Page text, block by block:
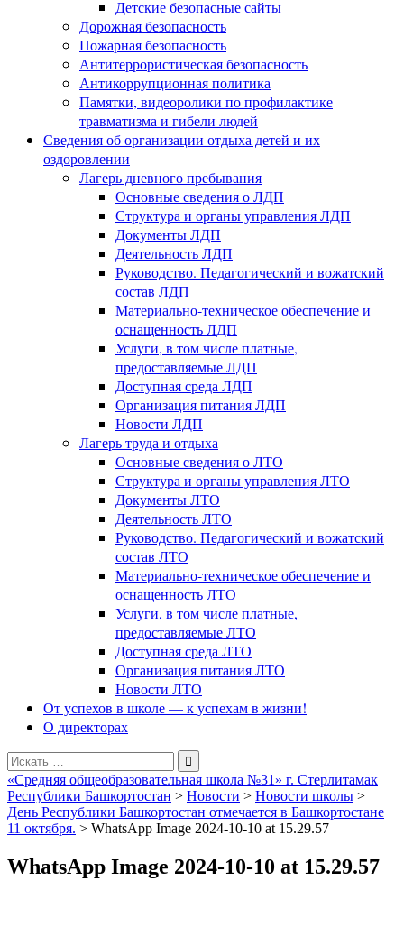
Детские безопасные сайты
Дорожная безопасность
Пожарная безопасность
Антитеррористическая безопасность
Антикоррупционная политика
Памятки, видеоролики по профилактике
травматизма и гибели людей
Сведения об организации отдыха детей и их
оздоровлении
Лагерь дневного пребывания
Основные сведения о ЛДП
Структура и органы управления ЛДП
Документы ЛДП
Деятельность ЛДП
Руководство. Педагогический и вожатский
состав ЛДП
Материально-техническое обеспечение и
оснащенность ЛДП
Услуги, в том числе платные,
предоставляемые ЛДП
Доступная среда ЛДП
Организация питания ЛДП
Новости ЛДП
Лагерь труда и отдыха
Основные сведения о ЛТО
Структура и органы управления ЛТО
Документы ЛТО
Деятельность ЛТО
Руководство. Педагогический и вожатский
состав ЛТО
Материально-техническое обеспечение и
оснащенность ЛТО
Услуги, в том числе платные,
предоставляемые ЛТО
Доступная среда ЛТО
Организация питания ЛТО
Новости ЛТО
От успехов в школе — к успехам в жизни!
О директорах
Поиск
для:
«Средняя общеобразовательная школа №31» г. Стерлитамак
Республики Башкортостан > Новости > Новости школы >
День Республики Башкортостан отмечается в Башкортостане
11 октября. > WhatsApp Image 2024-10-10 at 15.29.57
WhatsApp Image 2024-10-10 at 15.29.57